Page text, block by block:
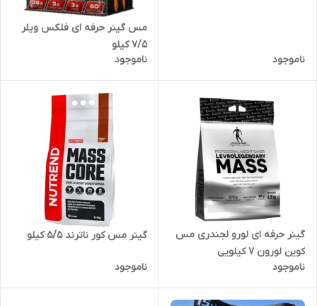
ناموجود
مس گینر حرفه ای فلکس ویلر
۷/۵ کیلو
ناموجود
گینر حرفه ای لورو لجندری مس
کوین لورون ۷ کیلویی
ناموجود
گینر مس کور ناترند ۵/۵ کیلو
ناموجود